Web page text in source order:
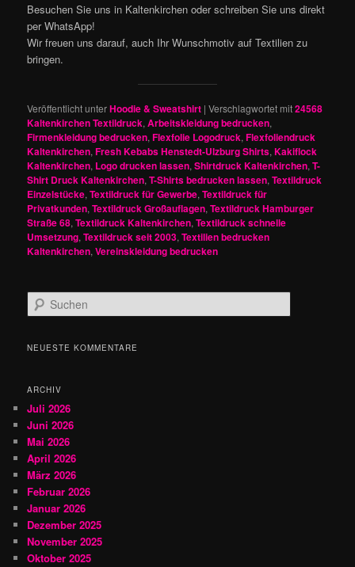
Besuchen Sie uns in Kaltenkirchen oder schreiben Sie uns direkt
per WhatsApp!
Wir freuen uns darauf, auch Ihr Wunschmotiv auf Textilien zu
bringen.
Veröffentlicht unterHoodie & Sweatshirt |Verschlagwortet mit24568
Kaltenkirchen Textildruck,Arbeitskleidung bedrucken,
Firmenkleidung bedrucken,Flexfolie Logodruck,Flexfoliendruck
Kaltenkirchen,Fresh Kebabs Henstedt-Ulzburg Shirts,Kakiflock
Kaltenkirchen, Logo drucken lassen,Shirtdruck Kaltenkirchen,T-
Shirt Druck Kaltenkirchen,T-Shirts bedrucken lassen,Textildruck
Einzelstücke,Textildruck für Gewerbe,Textildruck für
Privatkunden,Textildruck Großauflagen,Textildruck Hamburger
Straße 68,Textildruck Kaltenkirchen,Textildruck schnelle
Umsetzung,Textildruck seit 2003,Textilien bedrucken
Kaltenkirchen,Vereinskleidung bedrucken
u
h
NEUESTE KOMMENTARE
ARCHIV
Juli 2026
Juni 2026
Mai 2026
April 2026
März 2026
Februar 2026
Januar 2026
Dezember 2025
November 2025
Oktober 2025